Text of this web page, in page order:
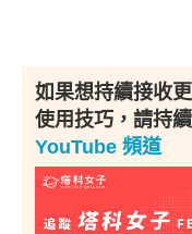
如果想持續接收
使用技巧，請持
YouTube 頻道